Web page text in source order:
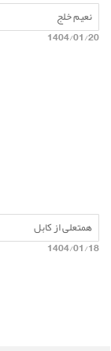
نعیم خلج
1404/01/20
همتعلی از کابل
1404/01/18